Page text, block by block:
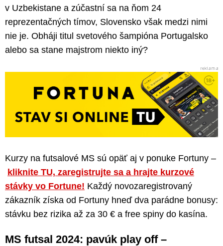
v Uzbekistane a zúčastní sa na ňom 24
reprezentačných tímov, Slovensko však medzi nimi
nie je. Obháji titul svetového šampióna Portugalsko
alebo sa stane majstrom niekto iný?
Kurzy na futsalové MS sú opäť aj v ponuke Fortuny –
kliknite TU, zaregistrujte sa a hrajte kurzové
stávky vo Fortune! Každý novozaregistrovaný
zákazník získa od Fortuny hneď dva parádne bonusy:
stávku bez rizika až za 30 € a free spiny do kasína.
MS futsal 2024: pavúk play off –